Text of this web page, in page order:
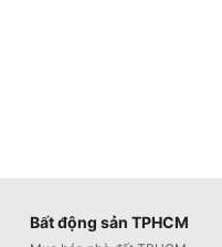
Bất động sản TPHCM